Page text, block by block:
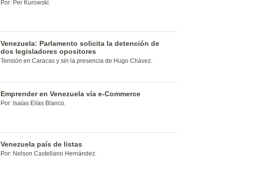
Por: Per Kurowski.
Venezuela: Parlamento solicita la detención de
dos legisladores opositores
Tensión en Caracas y sin la presencia de Hugo Chávez.
Emprender en Venezuela vía e-Commerce
Por: Isaías Elías Blanco.
Venezuela país de listas
Por: Nelson Castellano Hernández.